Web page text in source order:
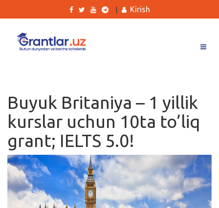
Ishlar
Kurslar
Blog
Yana
Kirish
Buyuk Britaniya – 1 yillik
kurslar uchun 10ta to’liq
grant; IELTS 5.0!